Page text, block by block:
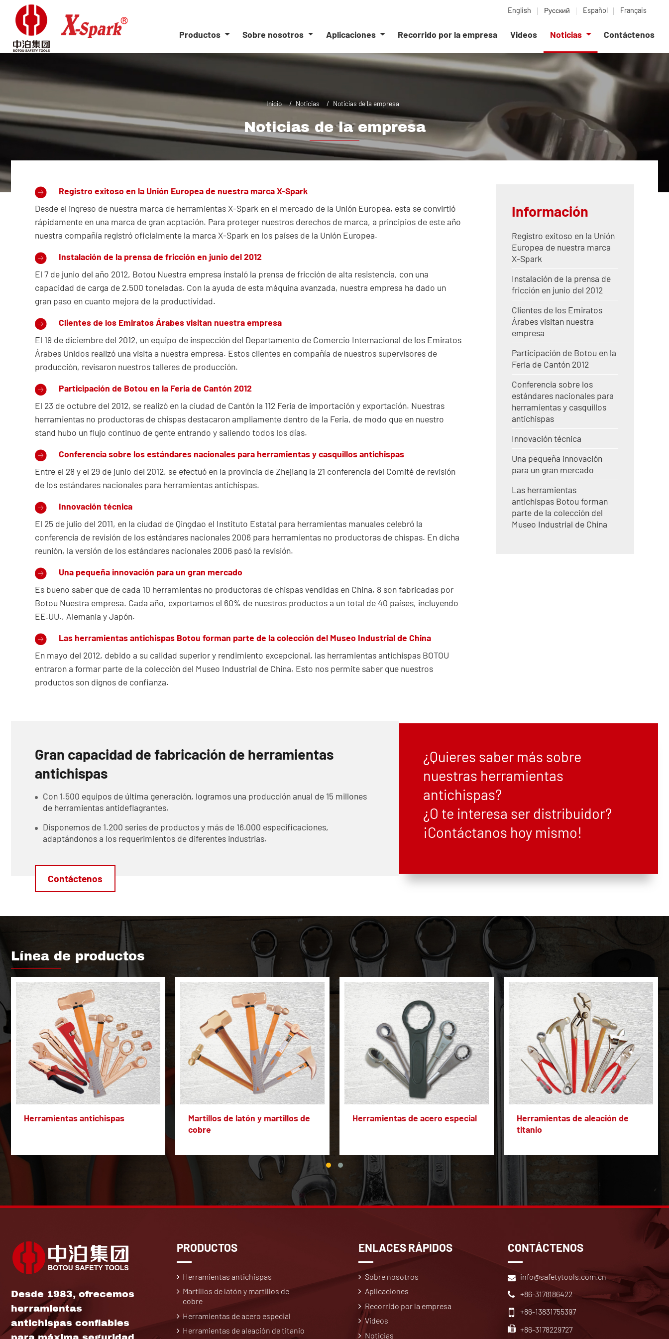
English Русский Español Français
Productos Sobre nosotros Aplicaciones Recorrido por la empresa Videos Noticias Contáctenos
Inicio Noticias Noticias de la empresa
Noticias de la empresa
Registro exitoso en la Unión Europea de nuestra marca X-Spark
Desde el ingreso de nuestra marca de herramientas X-Spark en el mercado de la Unión Europea, esta se convirtió
rápidamente en una marca de gran acptación. Para proteger nuestros derechos de marca, a principios de este año
nuestra compañía registró oficialmente la marca X-Spark en los países de la Unión Europea.
Instalación de la prensa de fricción en junio del 2012
El 7 de junio del año 2012, Botou Nuestra empresa instaló la prensa de fricción de alta resistencia, con una
capacidad de carga de 2.500 toneladas. Con la ayuda de esta máquina avanzada, nuestra empresa ha dado un
gran paso en cuanto mejora de la productividad.
Clientes de los Emiratos Árabes visitan nuestra empresa
El 19 de diciembre del 2012, un equipo de inspección del Departamento de Comercio Internacional de los Emiratos
Árabes Unidos realizó una visita a nuestra empresa. Estos clientes en compañía de nuestros supervisores de
producción, revisaron nuestros talleres de producción.
Participación de Botou en la Feria de Cantón 2012
El 23 de octubre del 2012, se realizó en la ciudad de Cantón la 112 Feria de importación y exportación. Nuestras
herramientas no productoras de chispas destacaron ampliamente dentro de la Feria, de modo que en nuestro
stand hubo un flujo continuo de gente entrando y saliendo todos los días.
Conferencia sobre los estándares nacionales para herramientas y casquillos antichispas
Entre el 28 y el 29 de junio del 2012, se efectuó en la provincia de Zhejiang la 21 conferencia del Comité de revisión
de los estándares nacionales para herramientas antichispas.
Innovación técnica
El 25 de julio del 2011, en la ciudad de Qingdao el Instituto Estatal para herramientas manuales celebró la
conferencia de revisión de los estándares nacionales 2006 para herramientas no productoras de chispas. En dicha
reunión, la versión de los estándares nacionales 2006 pasó la revisión.
Una pequeña innovación para un gran mercado
Es bueno saber que de cada 10 herramientas no productoras de chispas vendidas en China, 8 son fabricadas por
Botou Nuestra empresa. Cada año, exportamos el 60% de nuestros productos a un total de 40 países, incluyendo
EE.UU., Alemania y Japón.
Las herramientas antichispas Botou forman parte de la colección del Museo Industrial de China
En mayo del 2012, debido a su calidad superior y rendimiento excepcional, las herramientas antichispas BOTOU
entraron a formar parte de la colección del Museo Industrial de China. Esto nos permite saber que nuestros
productos son dignos de confianza.
Información
Registro exitoso en la Unión
Europea de nuestra marca
X-Spark
Instalación de la prensa de
fricción en junio del 2012
Clientes de los Emiratos
Árabes visitan nuestra
empresa
Participación de Botou en la
Feria de Cantón 2012
Conferencia sobre los
estándares nacionales para
herramientas y casquillos
antichispas
Innovación técnica
Una pequeña innovación
para un gran mercado
Las herramientas
antichispas Botou forman
parte de la colección del
Museo Industrial de China
Gran capacidad de fabricación de herramientas
antichispas
Con 1.500 equipos de última generación, logramos una producción anual de 15 millones
de herramientas antideflagrantes.
Disponemos de 1.200 series de productos y más de 16.000 especificaciones,
adaptándonos a los requerimientos de diferentes industrias.
Contáctenos
¿Quieres saber más sobre
nuestras herramientas
antichispas?
¿O te interesa ser distribuidor?
¡Contáctanos hoy mismo!
Línea de productos
Herramientas antichispas
Martillos de latón y martillos de
cobre
Herramientas de acero especial
Herramientas de aleación de
titanio
Desde 1983, ofrecemos
herramientas
antichispas confiables
PRODUCTOS
Herramientas antichispas
Martillos de latón y martillos de
cobre
Herramientas de acero especial
Herramientas de aleación de titanio
ENLACES RÁPIDOS
Sobre nosotros
Aplicaciones
Recorrido por la empresa
Videos
Noticias
CONTÁCTENOS
info@safetytools.com.cn
+86-3178186422
+86-13831755397
+86-3178229727